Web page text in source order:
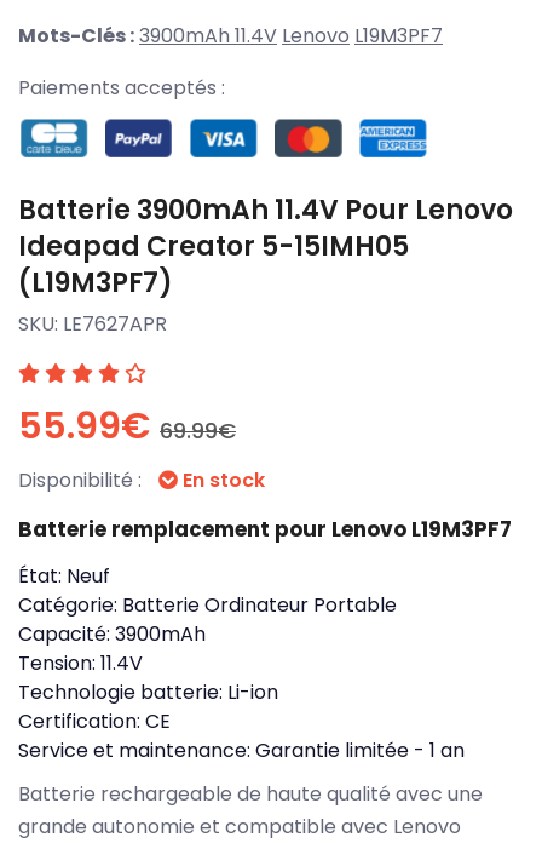
Mots-Clés :3900mAh 11.4V Lenovo L19M3PF7
Paiements acceptés :
Batterie 3900mAh 11.4V Pour Lenovo
Ideapad Creator 5-15IMH05
(L19M3PF7)
SKU: LE7627APR
55.99€ 69.99€
Disponibilité : En stock
Batterie remplacement pour Lenovo L19M3PF7
État: Neuf
Catégorie: Batterie Ordinateur Portable
Capacité: 3900mAh
Tension: 11.4V
Technologie batterie: Li-ion
Certification: CE
Service et maintenance: Garantie limitée - 1 an
Batterie rechargeable de haute qualité avec une
grande autonomie et compatible avec Lenovo